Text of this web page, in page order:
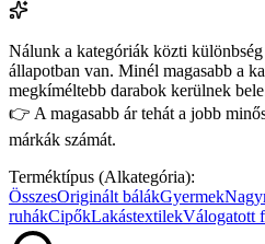
Nálunk a kategóriák közti
állapotban van. Minél magasabb a
megkíméltebb darabok kerülnek
👉 A magasabb ár tehát a jobb
márkák számát.
Terméktípus (Alkategória):
ÖsszesOriginált bálákGyermek
ruhákCipőkLakástextilekVálogatott